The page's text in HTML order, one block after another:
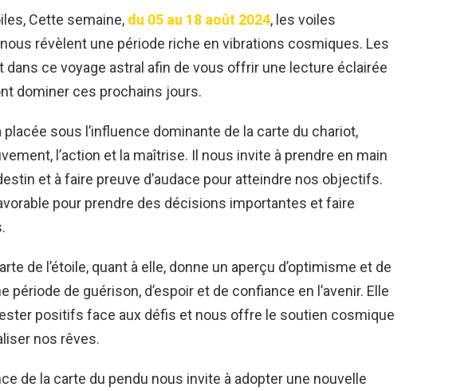
Cette semaine, du 05 au 18 août 2024, les voiles
révèlent une période riche en vibrations cosmiques. Les
dans ce voyage astral afin de vous offrir une lecture éclairée
dominer ces prochains jours.
sous l’influence dominante de la carte du chariot,
l’action et la maîtrise. Il nous invite à prendre en main
et à faire preuve d’audace pour atteindre nos objectifs.
pour prendre des décisions importantes et faire
de l’étoile, quant à elle, donne un aperçu d’optimisme et de
période de guérison, d’espoir et de confiance en l’avenir. Elle
positifs face aux défis et nous offre le soutien cosmique
nos rêves.
de la carte du pendu nous invite à adopter une nouvelle